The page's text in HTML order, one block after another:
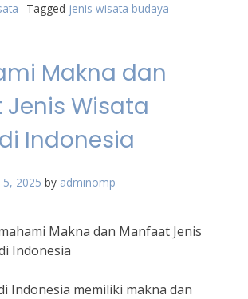
Tagged jenis wisata budaya
Makna dan
Wisata
Indonesia
5, 2025 by adminomp
Makna dan Manfaat Jenis
Indonesia
Indonesia memiliki makna dan